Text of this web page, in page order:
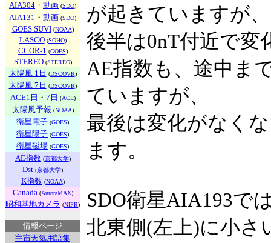
AIA304 ・ 動画 (SDO)
AIA131 ・ 動画 (SDO)
GOES SUVI (NOAA)
LASCO(SOHO)
CCOR-1 (GOES)
STEREO(STEREO)
太陽風 1日 (DSCOVR)
太陽風 7日 (DSCOVR)
ACE1日 ・ 7日 (ACE)
太陽風予報 (NOAA)
衛星電子 (GOES)
衛星陽子 (GOES)
衛星磁場 (GOES)
AE指数(京都大学)
Dst (京都大学)
K指数(NOAA)
Canada (AuroraMAX)
昭和基地カメラ (NIPR)
情報ページ
宇宙天気用語集
が起きていますが、
後半は0nT付近で変
AE指数も、途中ま
ていますが、
最後は変化がなく
ます。
SDO衛星AIA193で
北東側(左上)に小さ